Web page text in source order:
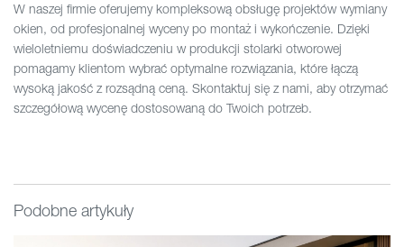
W naszej firmie oferujemy kompleksową obsługę projektów wymiany
okien, od profesjonalnej wyceny po montaż i wykończenie. Dzięki
wieloletniemu doświadczeniu w produkcji stolarki otworowej
pomagamy klientom wybrać optymalne rozwiązania, które łączą
wysoką jakość z rozsądną ceną. Skontaktuj się z nami, aby otrzymać
szczegółową wycenę dostosowaną do Twoich potrzeb.
Podobne artykuły